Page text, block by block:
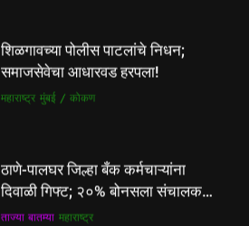
आळंदी शहरातील पथविक्रेत्यांवर होणारा
अन्याय सहन केला जाणार नाही – पुणे
जिल्हा अध्यक्ष सोनवणे
पश्चिम महाराष्ट्र महाराष्ट्र
कल्याण फाटा सर्कलवर नियम धाब्यावर;
वॉर्डनकडून अवजड वाहनांकडून पैशांची
वसुलीचा आरोप
महाराष्ट्र मुंबई / कोकण
ठाणे-पालघर जिल्हा बँक कर्मचाऱ्यांना
दिवाळी गिफ्ट; २०% बोनसला संचालक
मंडळाची मंजुरी
ताज्या बातम्या महाराष्ट्र
आळंदी शहरातील पथविक्रेत्यांवर होणारा
अन्याय सहन केला जाणार नाही – पुणे